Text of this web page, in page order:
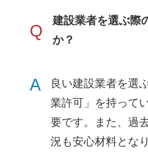
Q
建設業者を選ぶ際
か？
A
良い建設業者を選
業許可」を持って
要です。また、過
況も安心材料とな